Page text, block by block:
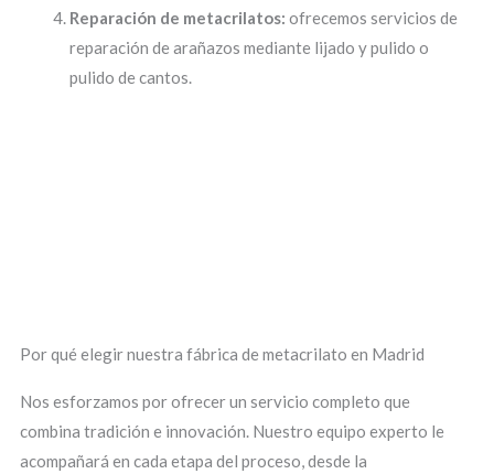
Reparación de metacrilatos: ofrecemos servicios de
reparación de arañazos mediante lijado y pulido o
pulido de cantos.
Por qué elegir nuestra fábrica de metacrilato en Madrid
Nos esforzamos por ofrecer un servicio completo que
combina tradición e innovación. Nuestro equipo experto le
acompañará en cada etapa del proceso, desde la